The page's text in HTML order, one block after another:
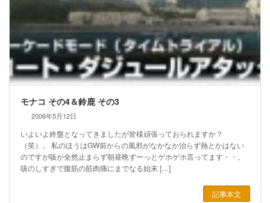
モナコ その4＆鈴鹿 その3
2006年5月12日
いよいよ終盤となってきましたが皆様頑張っておられますか？
（笑）。 私のほうはGW前からの風邪がなかなか治らず熱とかはない
のですが咳が全然止まらず朝昼晩ずーっとゲホゲホ言ってます・・。
咳のしすぎで腹筋の筋肉痛にまでなる始末 […]
記事本文